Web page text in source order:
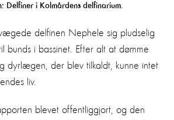
Delfiner i Kolmårdens delfinarium.
delfinen Nephele sig pludselig
bunds i bassinet. Efter alt at dømme
dyrlægen, der blev tilkaldt, kunne intet
liv.
blevet offentliggjort, og den